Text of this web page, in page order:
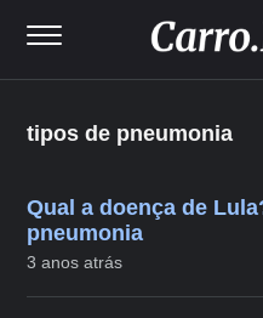
tipos de pneumonia
Qual a doença de
pneumonia
3 anos atrás